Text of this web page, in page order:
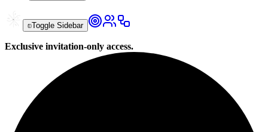
Toggle Sidebar
Exclusive invitation-only access.